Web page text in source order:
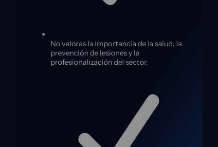
No valoras la importancia de la salud, la
prevención de lesiones y la
profesionalización del sector.